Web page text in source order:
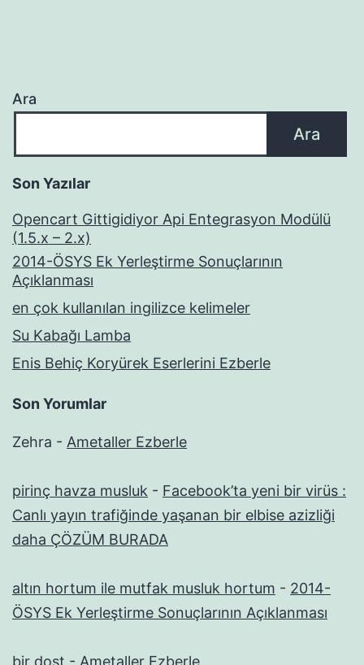
Ara
Ara
Son Yazılar
Opencart Gittigidiyor Api Entegrasyon Modülü
(1.5.x – 2.x)
2014-ÖSYS Ek Yerleştirme Sonuçlarının
Açıklanması
en çok kullanılan ingilizce kelimeler
Su Kabağı Lamba
Enis Behiç Koryürek Eserlerini Ezberle
Son Yorumlar
Zehra - Ametaller Ezberle
pirinç havza musluk - Facebook’ta yeni bir virüs :
Canlı yayın trafiğinde yaşanan bir elbise azizliği
daha ÇÖZÜM BURADA
altın hortum ile mutfak musluk hortum - 2014-
ÖSYS Ek Yerleştirme Sonuçlarının Açıklanması